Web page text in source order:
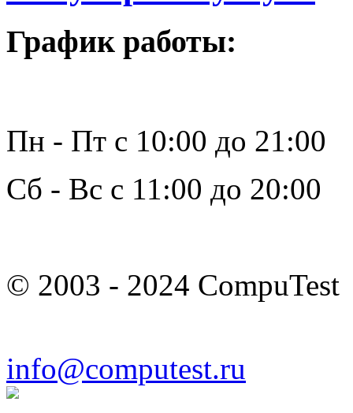
График работы:
Пн - Пт с 10:00 до 21:00
Сб - Вс с 11:00 до 20:00
© 2003 - 2024 CompuTest
info@computest.ru